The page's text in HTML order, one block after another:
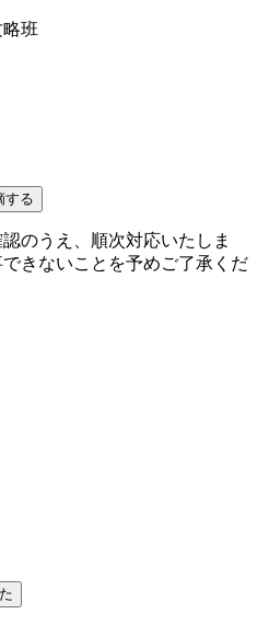
班
する
のうえ、順次対応いたしま
きないことを予めご了承くだ